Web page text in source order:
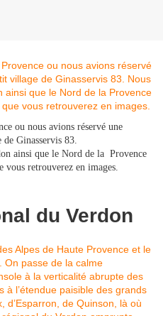
ou nous avions réservé une
Ginasservis 83.
ainsi que le Nord de la Provence
retrouverez en images.
du Verdon